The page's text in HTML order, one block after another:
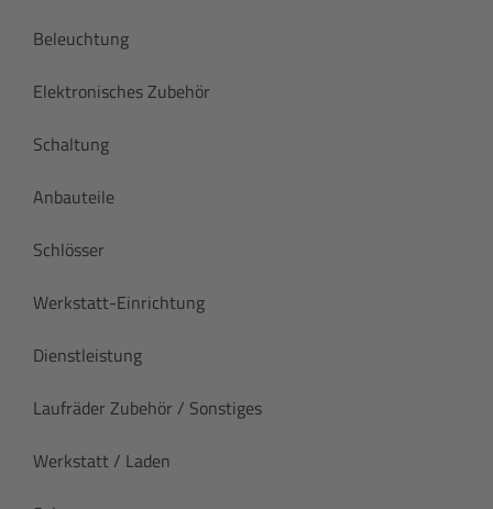
Beleuchtung
Elektronisches Zubehör
Schaltung
Anbauteile
Schlösser
Werkstatt-Einrichtung
Dienstleistung
Laufräder Zubehör / Sonstiges
Werkstatt / Laden